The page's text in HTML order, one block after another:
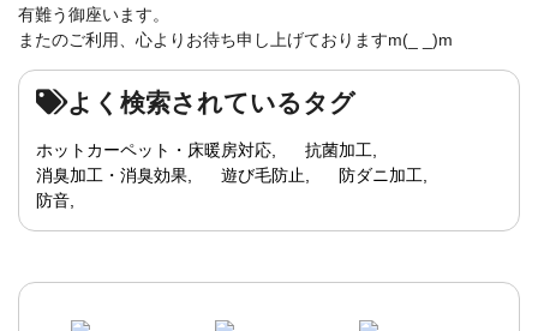
有難う御座います。
またのご利用、心よりお待ち申し上げておりますm(_ _)m
よく検索されているタグ
ホットカーペット・床暖房対応
抗菌加工
消臭加工・消臭効果
遊び毛防止
防ダニ加工
防音